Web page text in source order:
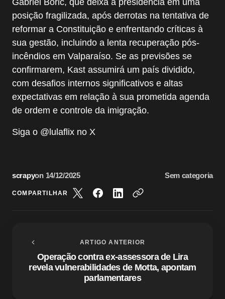
Gabriel Boric, que deixa a presidência em uma
posição fragilizada, após derrotas na tentativa de
reformar a Constituição e enfrentando críticas à
sua gestão, incluindo a lenta recuperação pós-
incêndios em Valparaíso. Se as previsões se
confirmarem, Kast assumirá um país dividido,
com desafios internos significativos e altas
expectativas em relação à sua prometida agenda
de ordem e controle da imigração.
Siga o @lulaflix no X
scrapyon 14/12/2025 Sem categoria
COMPARTILHAR
ARTIGO ANTERIOR
Operação contra ex-assessora de Lira
revela vulnerabilidades de Motta, apontam
parlamentares